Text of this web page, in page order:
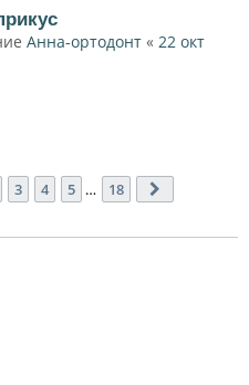
Анна-ортодонт « 22 окт
1из 18
3 4 5 … 18